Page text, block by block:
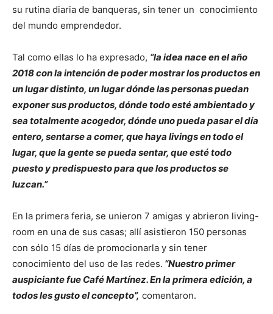
su rutina diaria de banqueras, sin tener un conocimiento
del mundo emprendedor.
Tal como ellas lo ha expresado, “la idea nace en el año
2018 con la intención de poder mostrar los productos en
un lugar distinto, un lugar dónde las personas puedan
exponer sus productos, dónde todo esté ambientado y
sea totalmente acogedor, dónde uno pueda pasar el día
entero, sentarse a comer, que haya livings en todo el
lugar, que la gente se pueda sentar, que esté todo
puesto y predispuesto para que los productos se
luzcan.”
En la primera feria, se unieron 7 amigas y abrieron living-
room en una de sus casas; allí asistieron 150 personas
con sólo 15 días de promocionarla y sin tener
conocimiento del uso de las redes. “Nuestro primer
auspiciante fue Café Martínez. En la primera edición, a
todos les gusto el concepto”, comentaron.